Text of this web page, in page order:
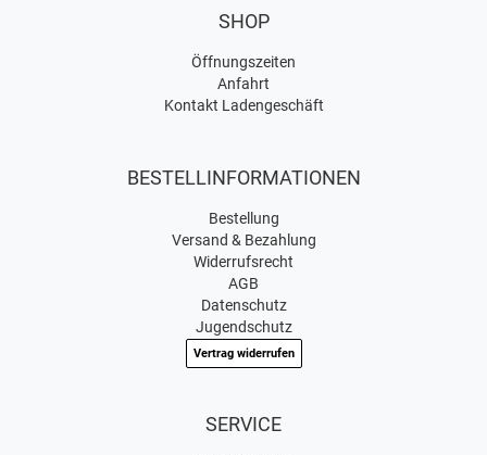
SHOP
Öffnungszeiten
Anfahrt
Kontakt Ladengeschäft
BESTELLINFORMATIONEN
Bestellung
Versand & Bezahlung
Widerrufsrecht
AGB
Datenschutz
Jugendschutz
Vertrag widerrufen
SERVICE